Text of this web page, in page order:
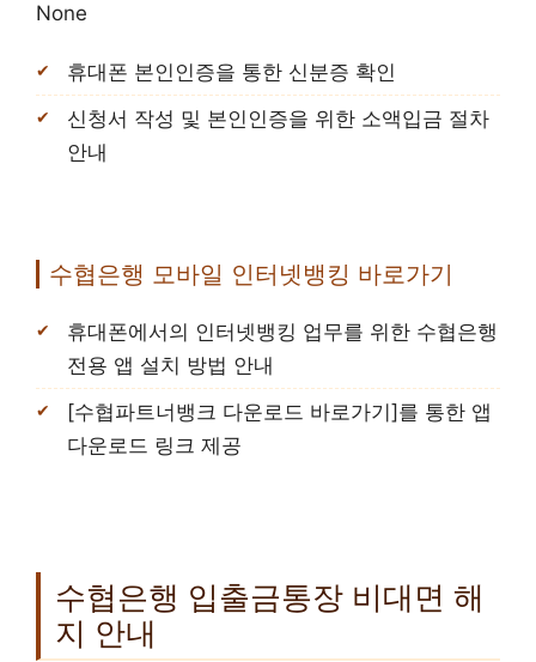
None
휴대폰 본인인증을 통한 신분증 확인
신청서 작성 및 본인인증을 위한 소액입금 절차
안내
수협은행 모바일 인터넷뱅킹 바로가기
휴대폰에서의 인터넷뱅킹 업무를 위한 수협은행
전용 앱 설치 방법 안내
[수협파트너뱅크 다운로드 바로가기]를 통한 앱
다운로드 링크 제공
수협은행 입출금통장 비대면 해
지 안내